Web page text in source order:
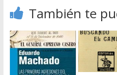
También te